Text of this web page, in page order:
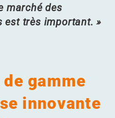
marché des
est très important. »
gamme
innovante